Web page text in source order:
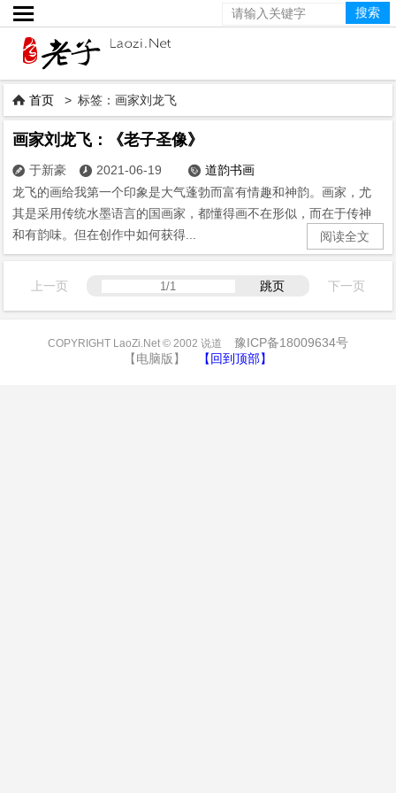

 首页 > 标签：画家刘龙飞
画家刘龙飞：《老子圣像》
 于新豪  2021-06-19  道韵书画
龙飞的画给我第一个印象是大气蓬勃而富有情趣和神韵。画家，尤
其是采用传统水墨语言的国画家，都懂得画不在形似，而在于传神
和有韵味。但在创作中如何获得...
阅读全文
上一页 跳页 下一页
COPYRIGHT LaoZi.Net © 2002 说道
豫ICP备18009634号
【电脑版】
【回到顶部】